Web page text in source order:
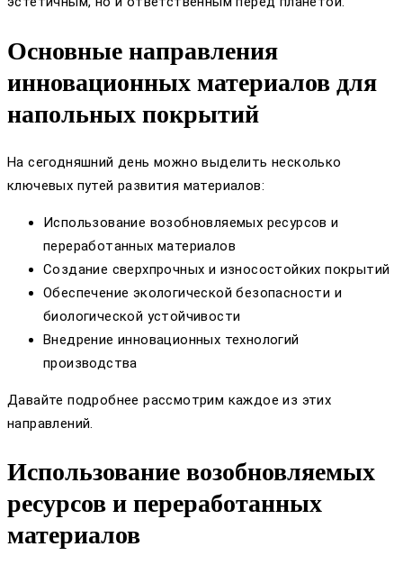
Основные направления
инновационных материалов для
напольных покрытий
На сегодняшний день можно выделить несколько
ключевых путей развития материалов:
Использование возобновляемых ресурсов и
переработанных материалов
Создание сверхпрочных и износостойких покрытий
Обеспечение экологической безопасности и
биологической устойчивости
Внедрение инновационных технологий
производства
Давайте подробнее рассмотрим каждое из этих
направлений.
Использование возобновляемых
ресурсов и переработанных
материалов